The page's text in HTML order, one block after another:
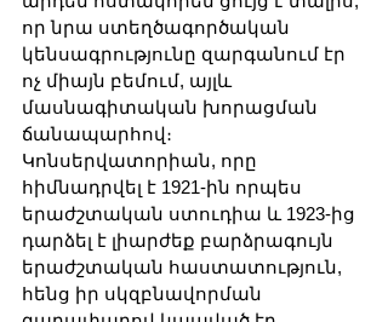
որ նրա ստեղծագործական
կենսագրությունը զարգանում էր
ոչ միայն բեմում, այլև
մասնագիտական խորացման
ճանապարհով։
Կոնսերվատորիան, որը
հիմնադրվել է 1921-ին որպես
երաժշտական ստուդիա և 1923-ից
դարձել է լիարժեք բարձրագույն
երաժշտական հաստատություն,
հենց իր սկզբնավորման